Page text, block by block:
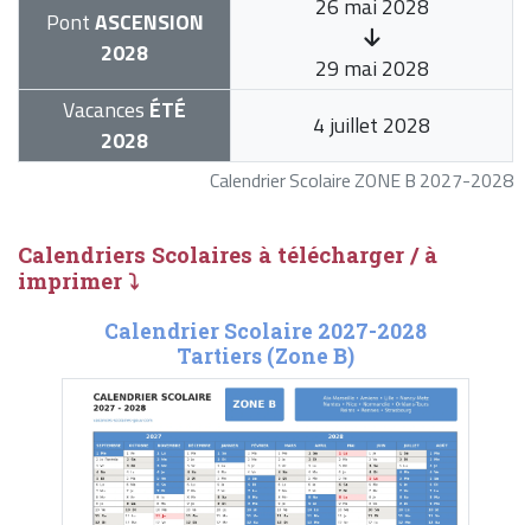
Calendrier Scolaire ZONE B 2027-2028
PontASCENSION
2028
26 mai 2028
29 mai 2028
Vacances ÉTÉ
2028
4 juillet 2028
Calendriers Scolaires à télécharger / à
imprimer ⤵
Calendrier Scolaire 2027-2028
Tartiers (Zone B)